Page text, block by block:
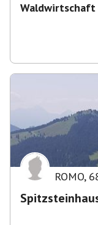
Waldwirtschaft
ROMO,